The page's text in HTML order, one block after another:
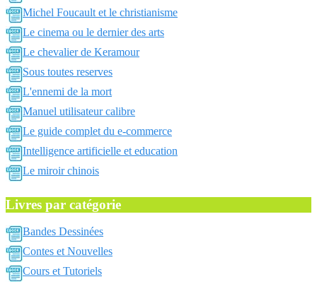
Michel Foucault et le christianisme
Le cinema ou le dernier des arts
Le chevalier de Keramour
Sous toutes reserves
L'ennemi de la mort
Manuel utilisateur calibre
Le guide complet du e-commerce
Intelligence artificielle et education
Le miroir chinois
Livres par catégorie
Bandes Dessinées
Contes et Nouvelles
Cours et Tutoriels